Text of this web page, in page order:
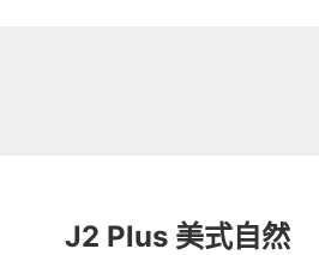
J2 Plus 美式自然